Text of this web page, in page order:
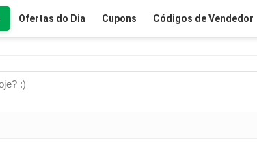
Ofertas do Dia Cupons Códigos de Vendedor